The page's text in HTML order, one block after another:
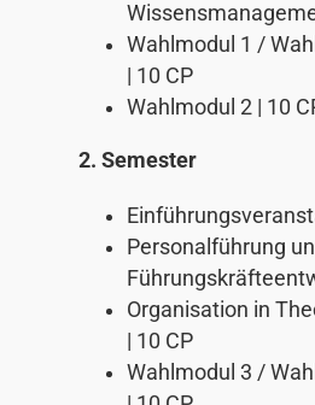
Wahlmodul 1 /
| 10 CP
Wahlmodul 2 | 10
2. Semester
Personalführung
Organisation in
| 10 CP
Wahlmodul 3 /